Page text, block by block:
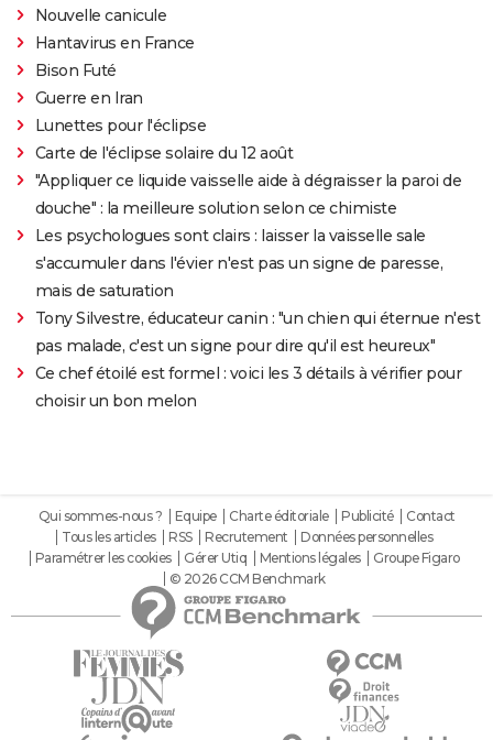
Nouvelle canicule
Hantavirus en France
Bison Futé
Guerre en Iran
Lunettes pour l'éclipse
Carte de l'éclipse solaire du 12 août
"Appliquer ce liquide vaisselle aide à dégraisser la paroi de
douche" : la meilleure solution selon ce chimiste
Les psychologues sont clairs : laisser la vaisselle sale
s'accumuler dans l'évier n'est pas un signe de paresse,
mais de saturation
Tony Silvestre, éducateur canin : "un chien qui éternue n'est
pas malade, c'est un signe pour dire qu'il est heureux"
Ce chef étoilé est formel : voici les 3 détails à vérifier pour
choisir un bon melon
Qui sommes-nous ? Equipe Charte éditoriale Publicité
Contact
Tous les articles
RSS Recrutement
Données personnelles
Paramétrer les cookies
Gérer Utiq Mentions légales
Groupe Figaro
© 2026 CCM Benchmark